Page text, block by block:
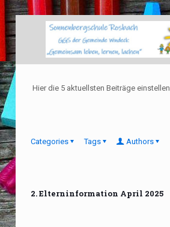
Hier die 5 aktuellsten Beiträge einstellen
Categories Tags Authors
2. Elterninformation April 2025